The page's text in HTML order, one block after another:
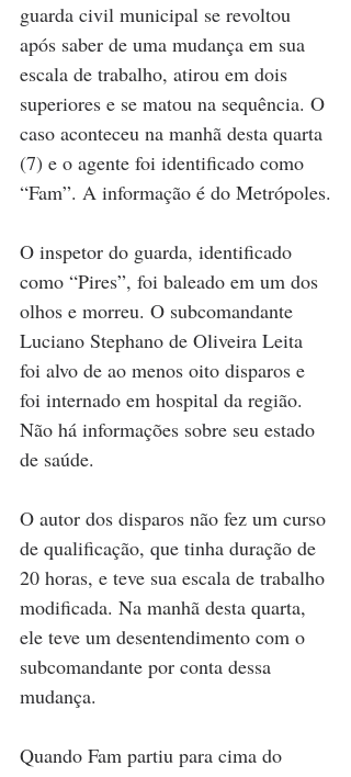
guarda civil municipal se revoltou
após saber de uma mudança em sua
escala de trabalho, atirou em dois
superiores e se matou na sequência. O
caso aconteceu na manhã desta quarta
(7) e o agente foi identificado como
“Fam”. A informação é do Metrópoles.
O inspetor do guarda, identificado
como “Pires”, foi baleado em um dos
olhos e morreu. O subcomandante
Luciano Stephano de Oliveira Leita
foi alvo de ao menos oito disparos e
foi internado em hospital da região.
Não há informações sobre seu estado
de saúde.
O autor dos disparos não fez um curso
de qualificação, que tinha duração de
20 horas, e teve sua escala de trabalho
modificada. Na manhã desta quarta,
ele teve um desentendimento com o
subcomandante por conta dessa
mudança.
Quando Fam partiu para cima do